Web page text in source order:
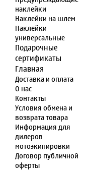
наклейки
Наклейки на шлем
Наклейки
универсальные
Подарочные
сертификаты
Главная
Доставка и оплата
О нас
Контакты
Условия обмена и
возврата товара
Информация для
дилеров
мотоэкипировки
Договор публичной
оферты